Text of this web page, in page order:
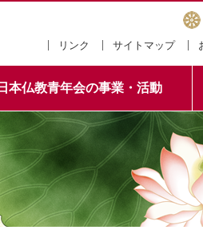
リンク サイトマップ
本仏教青年会の事業・活動